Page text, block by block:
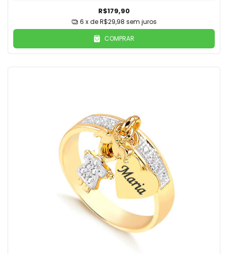
R$179,90
6 x deR$29,98 sem juros
COMPRAR